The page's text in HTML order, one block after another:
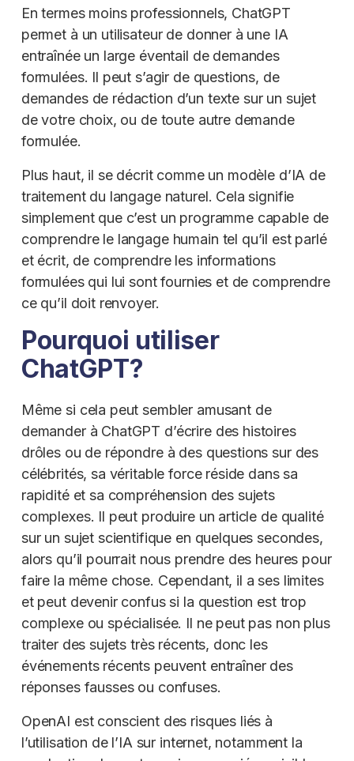
En termes moins professionnels, ChatGPT
permet à un utilisateur de donner à une IA
entraînée un large éventail de demandes
formulées. Il peut s’agir de questions, de
demandes de rédaction d’un texte sur un sujet
de votre choix, ou de toute autre demande
formulée.
Plus haut, il se décrit comme un modèle d’IA de
traitement du langage naturel. Cela signifie
simplement que c’est un programme capable de
comprendre le langage humain tel qu’il est parlé
et écrit, de comprendre les informations
formulées qui lui sont fournies et de comprendre
ce qu’il doit renvoyer.
Pourquoi utiliser
ChatGPT?
Même si cela peut sembler amusant de
demander à ChatGPT d’écrire des histoires
drôles ou de répondre à des questions sur des
célébrités, sa véritable force réside dans sa
rapidité et sa compréhension des sujets
complexes. Il peut produire un article de qualité
sur un sujet scientifique en quelques secondes,
alors qu’il pourrait nous prendre des heures pour
faire la même chose. Cependant, il a ses limites
et peut devenir confus si la question est trop
complexe ou spécialisée. Il ne peut pas non plus
traiter des sujets très récents, donc les
événements récents peuvent entraîner des
réponses fausses ou confuses.
OpenAI est conscient des risques liés à
l’utilisation de l’IA sur internet, notamment la